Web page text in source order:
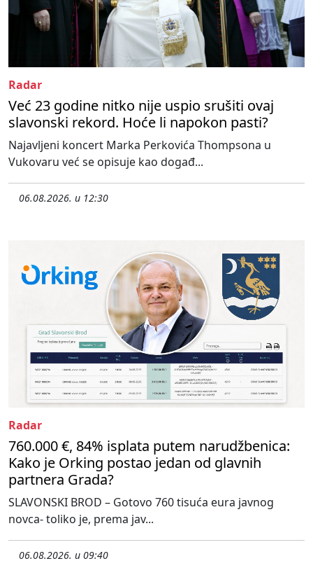
Radar
Već 23 godine nitko nije uspio srušiti ovaj
slavonski rekord. Hoće li napokon pasti?
Najavljeni koncert Marka Perkovića Thompsona u
Vukovaru već se opisuje kao događ...
06.08.2026. u 12:30
Radar
760.000 €, 84% isplata putem narudžbenica:
Kako je Orking postao jedan od glavnih
partnera Grada?
SLAVONSKI BROD – Gotovo 760 tisuća eura javnog
novca- toliko je, prema jav...
06.08.2026. u 09:40